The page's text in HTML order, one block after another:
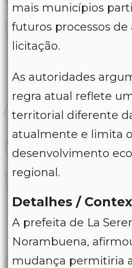
mais municípios
futuros processos de
licitação.
As autoridades
regra atual reflete
territorial diferente
atualmente e limita
desenvolvimento
regional.
Detalhes /
A prefeita de La
Norambuena,
mudança permitiria